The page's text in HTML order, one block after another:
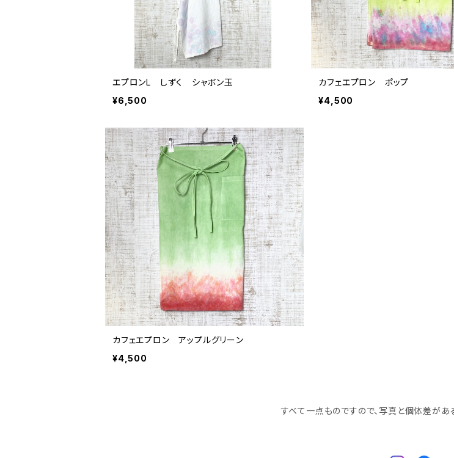
エプロンL しずく シャボン玉
¥6,500
カフェエプロン ポップ
¥4,500
カフェエプロン アップルグリーン
¥4,500
すべて一点ものですので、写真と個体差があ